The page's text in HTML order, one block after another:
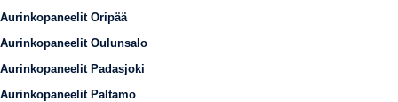
Aurinkopaneelit Oripää
Aurinkopaneelit Oulunsalo
Aurinkopaneelit Padasjoki
Aurinkopaneelit Paltamo